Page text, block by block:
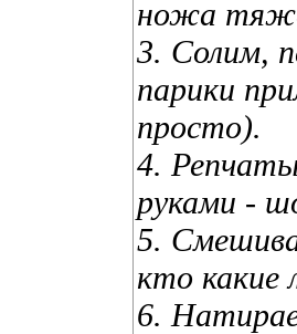
ножа
3. Солим,
парики
просто).
4.
руками -
5.
кто какие
6.